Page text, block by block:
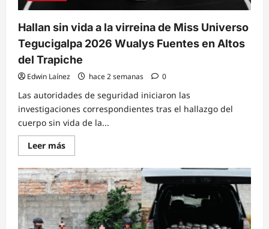
Hallan sin vida a la virreina de Miss Universo
Tegucigalpa 2026 Wualys Fuentes en Altos
del Trapiche
Edwin Laínez hace 2 semanas 0
Las autoridades de seguridad iniciaron las
investigaciones correspondientes tras el hallazgo del
cuerpo sin vida de la...
Leer másRead
more
Hallan
sin
vida
a
la
virreina
de